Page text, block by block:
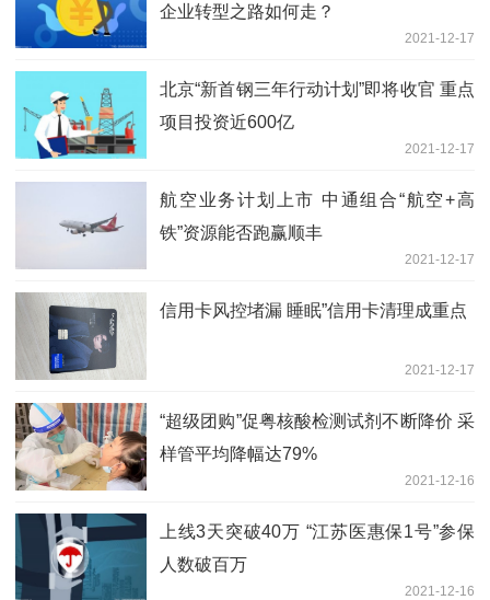
企业转型之路如何走？
2021-12-17
北京“新首钢三年行动计划”即将收官 重点
项目投资近600亿
2021-12-17
航空业务计划上市 中通组合“航空+高
铁”资源能否跑赢顺丰
2021-12-17
信用卡风控堵漏 睡眠”信用卡清理成重点
2021-12-17
“超级团购”促粤核酸检测试剂不断降价 采
样管平均降幅达79%
2021-12-16
上线3天突破40万 “江苏医惠保1号”参保
人数破百万
2021-12-16